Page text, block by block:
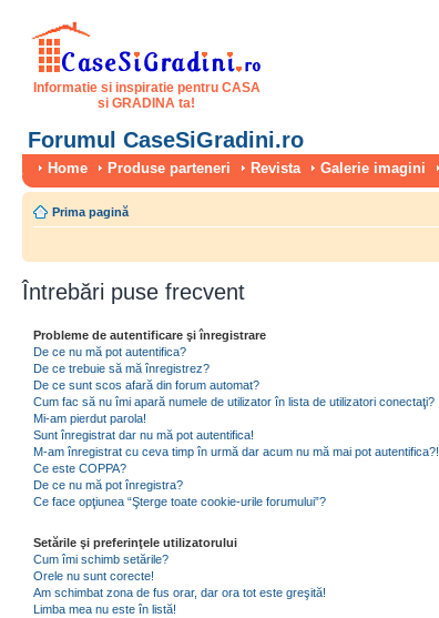
Informatie si inspiratie pentru CASA
si GRADINA ta!
Forumul CaseSiGradini.ro
Home Produse parteneri Revista Galerie imagini
Prima pagină
Întrebări puse frecvent
Probleme de autentificare şi înregistrare
De ce nu mă pot autentifica?
De ce trebuie să mă înregistrez?
De ce sunt scos afară din forum automat?
Cum fac să nu îmi apară numele de utilizator în lista de utilizatori conectaţi?
Mi-am pierdut parola!
Sunt înregistrat dar nu mă pot autentifica!
M-am înregistrat cu ceva timp în urmă dar acum nu mă mai pot autentifica?!
Ce este COPPA?
De ce nu mă pot înregistra?
Ce face opţiunea “Şterge toate cookie-urile forumului”?
Setările şi preferinţele utilizatorului
Cum îmi schimb setările?
Orele nu sunt corecte!
Am schimbat zona de fus orar, dar ora tot este greşită!
Limba mea nu este în listă!